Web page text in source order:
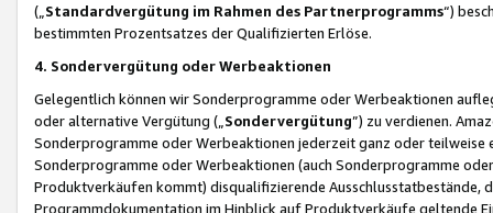
(„ Standardvergütung im Rahmen des Partnerprogramms“)
bestimmten Prozentsatzes der Qualifizierten Erlöse.
4. Sondervergütung oder Werbeaktionen
Gelegentlich können wir Sonderprogramme oder Werbeaktionen
oder alternative Vergütung („ Sondervergütung”) zu verdienen.
Sonderprogramme oder Werbeaktionen jederzeit ganz oder
Sonderprogramme oder Werbeaktionen (auch Sonderprogramme
Produktverkäufen kommt) disqualifizierende Ausschlusstatbestände,
Programmdokumentation im Hinblick auf Produktverkäufe geltende